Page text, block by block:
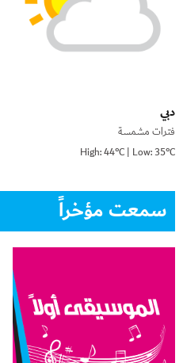
دبي
فترات مشمسة
High: 44°C | Low: 35°C
سمعت مؤخراً